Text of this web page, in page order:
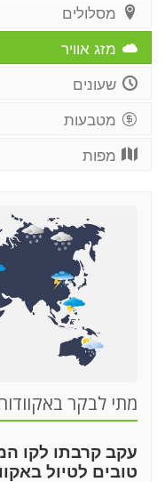
מסלולים
מזג אוויר
שעונים
מטבעות
מפות
מתי לבקר
עקב קרבתו לקו
טובים לטיול